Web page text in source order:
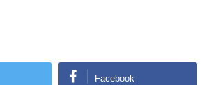
Facebook